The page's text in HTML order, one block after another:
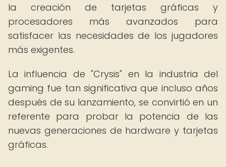
la creación de tarjetas gráficas y
procesadores más avanzados para
satisfacer las necesidades de los jugadores
más exigentes.
La influencia de "Crysis" en la industria del
gaming fue tan significativa que incluso años
después de su lanzamiento, se convirtió en un
referente para probar la potencia de las
nuevas generaciones de hardware y tarjetas
gráficas.